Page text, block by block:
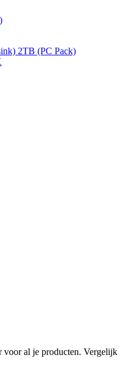
2TB (PC Pack)
al je producten. Vergelijk